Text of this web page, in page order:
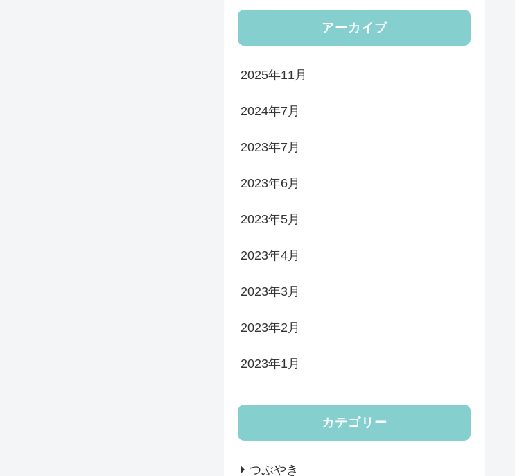
アーカイブ
2025年11月
2024年7月
2023年7月
2023年6月
2023年5月
2023年4月
2023年3月
2023年2月
2023年1月
カテゴリー
つぶやき